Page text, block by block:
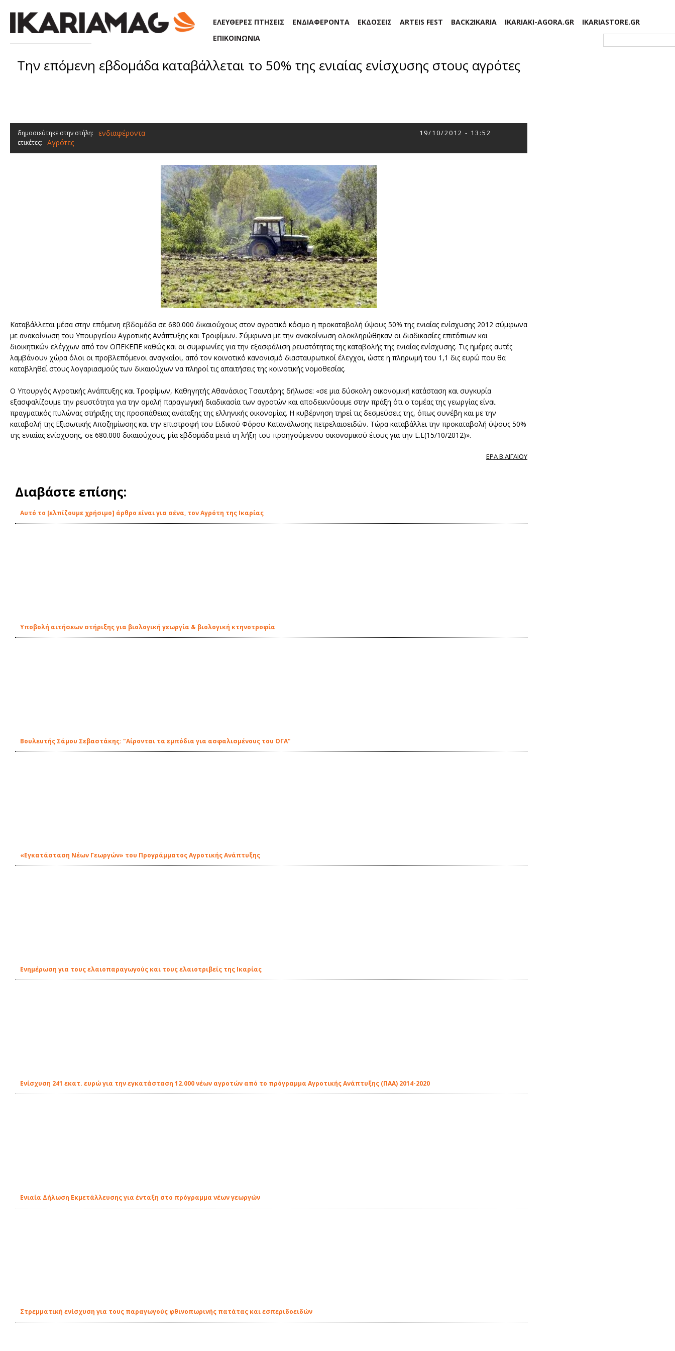
ΕΛΕΥΘΕΡΕΣ ΠΤΗΣΕΙΣ ΕΝΔΙΑΦΕΡΟΝΤΑ ΕΚΔΟΣΕΙΣ ARTEIS FEST BACK2IKARIA IKARIAKI-AGORA.GR
IKARIASTORE.GR
ΕΠΙΚΟΙΝΩΝΙΑ
Την επόμενη εβδομάδα καταβάλλεται το 50% της ενιαίας ενίσχυσης στους αγρότες
δημοσιεύτηκε στην στήλη: ενδιαφέροντα 19/10/2012 - 13:52
ετικέτες: Αγρότες
Καταβάλλεται μέσα στην επόμενη εβδομάδα σε 680.000 δικαιούχους στον αγροτικό κόσμο η προκαταβολή ύψους 50% της ενιαίας ενίσχυσης 2012 σύμφωνα
με ανακοίνωση του Υπουργείου Αγροτικής Ανάπτυξης και Τροφίμων. Σύμφωνα με την ανακοίνωση ολοκληρώθηκαν οι διαδικασίες επιτόπιων και
διοικητικών ελέγχων από τον ΟΠΕΚΕΠΕ καθώς και οι συμφωνίες για την εξασφάλιση ρευστότητας της καταβολής της ενιαίας ενίσχυσης. Τις ημέρες αυτές
λαμβάνουν χώρα όλοι οι προβλεπόμενοι αναγκαίοι, από τον κοινοτικό κανονισμό διασταυρωτικοί έλεγχοι, ώστε η πληρωμή του 1,1 δις ευρώ που θα
καταβληθεί στους λογαριασμούς των δικαιούχων να πληροί τις απαιτήσεις της κοινοτικής νομοθεσίας.
Ο Υπουργός Αγροτικής Ανάπτυξης και Τροφίμων, Καθηγητής Αθανάσιος Τσαυτάρης δήλωσε: «σε μια δύσκολη οικονομική κατάσταση και συγκυρία
εξασφαλίζουμε την ρευστότητα για την ομαλή παραγωγική διαδικασία των αγροτών και αποδεικνύουμε στην πράξη ότι ο τομέας της γεωργίας είναι
πραγματικός πυλώνας στήριξης της προσπάθειας ανάταξης της ελληνικής οικονομίας. Η κυβέρνηση τηρεί τις δεσμεύσεις της, όπως συνέβη και με την
καταβολή της Εξισωτικής Αποζημίωσης και την επιστροφή του Ειδικού Φόρου Κατανάλωσης πετρελαιοειδών. Τώρα καταβάλλει την προκαταβολή ύψους 50%
της ενιαίας ενίσχυσης, σε 680.000 δικαιούχους, μία εβδομάδα μετά τη λήξη του προηγούμενου οικονομικού έτους για την Ε.Ε(15/10/2012)».
ΕΡΑ Β.ΑΙΓΑΙΟΥ
Διαβάστε επίσης:
Αυτό το [ελπίζουμε χρήσιμο] άρθρο είναι για σένα, τον Αγρότη της Ικαρίας
Υποβολή αιτήσεων στήριξης για βιολογική γεωργία & βιολογική κτηνοτροφία
Βουλευτής Σάμου Σεβαστάκης: "Αίρονται τα εμπόδια για ασφαλισμένους του ΟΓΑ"
«Εγκατάσταση Νέων Γεωργών» του Προγράμματος Αγροτικής Ανάπτυξης
Ενημέρωση για τους ελαιοπαραγωγούς και τους ελαιοτριβείς της Ικαρίας
Ενίσχυση 241 εκατ. ευρώ για την εγκατάσταση 12.000 νέων αγροτών από το πρόγραμμα Αγροτικής Ανάπτυξης (ΠΑΑ) 2014-2020
Ενιαία Δήλωση Εκμετάλλευσης για ένταξη στο πρόγραμμα νέων γεωργών
Στρεμματική ενίσχυση για τους παραγωγούς φθινοπωρινής πατάτας και εσπεριδοειδών